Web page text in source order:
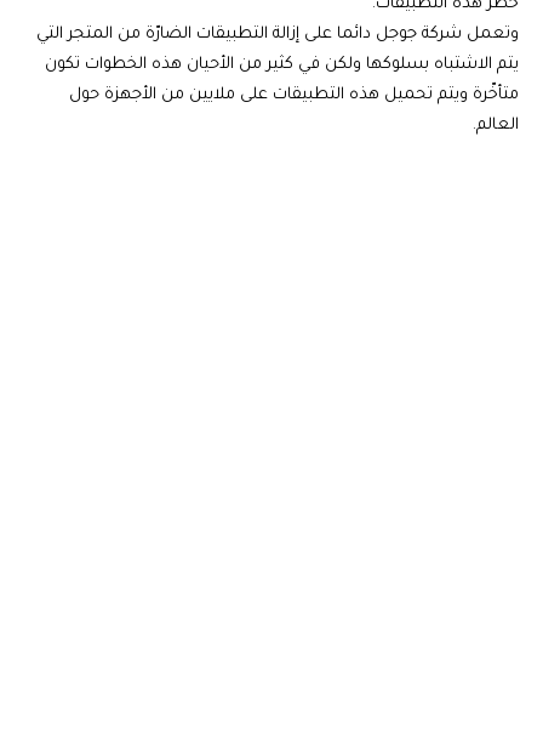
خطر هذه التطبيقات.
وتعمل شركة جوجل دائما على إزالة التطبيقات الضارّة من المتجر التي
يتم الاشتباه بسلوكها ولكن في كثير من الأحيان هذه الخطوات تكون
متأخّرة ويتم تحميل هذه التطبيقات على ملايين من الأجهزة حول
العالم.